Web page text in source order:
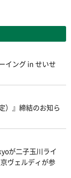
イング in せいせ
）』締結のお知ら
が二子玉川ライ
ヴェルディが参